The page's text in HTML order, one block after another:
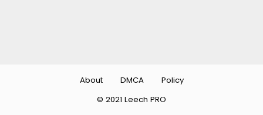
© 2021 Leech PRO
About DMCA Policy